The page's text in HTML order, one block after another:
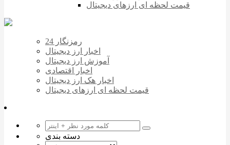
قیمت لحظه ای ارزهای دیجیتال
رمزنگار 24
اخبار ارز دیجیتال
آموزش ارز دیجیتال
اخبار اقتصادی
اخبار هک ارز دیجیتال
قیمت لحظه ای ارزهای دیجیتال
دسته بندی